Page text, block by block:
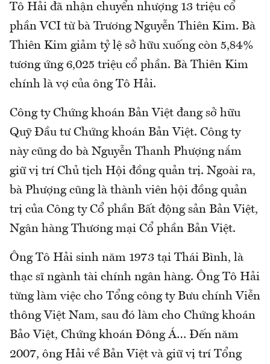
Tô Hải đã nhận chuyển nhượng 13 triệu cổ
phần VCI từ bà Trương Nguyễn Thiên Kim. Bà
Thiên Kim giảm tỷ lệ sở hữu xuống còn 5,84%
tương ứng 6,025 triệu cổ phần. Bà Thiên Kim
chính là vợ của ông Tô Hải.
Công ty Chứng khoán Bản Việt đang sở hữu
Quỹ Đầu tư Chứng khoán Bản Việt. Công ty
này cũng do bà Nguyễn Thanh Phượng nắm
giữ vị trí Chủ tịch Hội đồng quản trị. Ngoài ra,
bà Phượng cũng là thành viên hội đồng quản
trị của Công ty Cổ phần Bất động sản Bản Việt,
Ngân hàng Thương mại Cổ phần Bản Việt.
Ông Tô Hải sinh năm 1973 tại Thái Bình, là
thạc sĩ ngành tài chính ngân hàng. Ông Tô Hải
từng làm việc cho Tổng công ty Bưu chính Viễn
thông Việt Nam, sau đó làm cho Chứng khoán
Bảo Việt, Chứng khoán Đông Á… Đến năm
2007, ông Hải về Bản Việt và giữ vị trí Tổng